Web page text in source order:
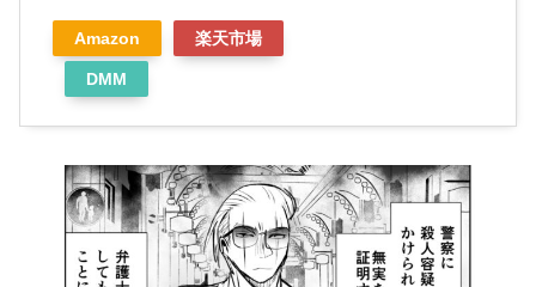
Amazon 楽天市場
DMM